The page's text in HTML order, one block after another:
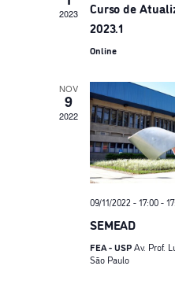
2023
Curso de
2023.1
Online
NOV
9
2022
09/11/2022 - 17:00-
SEMEAD
FEA - USPAv. Prof.
São Paulo